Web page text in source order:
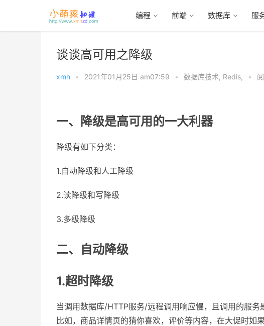
编程 前端 数据库 服
首页> 数据库技术 > Redis
谈谈高可用之降级
xmh • 2021年01月25日 am07:59 • 数据库技术, Redis, •
一、降级是高可用的一大利器
降级有如下分类：
1.自动降级和人工降级
2.读降级和写降级
3.多级降级
二、自动降级
1.超时降级
当调用数据库/HTTP服务/远程调用响应慢，且调用的服
比如，商品详情页的猜你喜欢，评价等内容，在大促时